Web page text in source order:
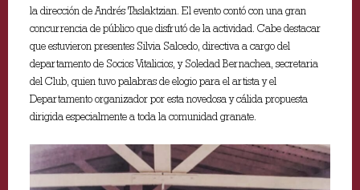
la dirección de Andrés Taslaktzian. El evento contó con una gran
concurrencia de público que disfrutó de la actividad. Cabe destacar
que estuvieron presentes Silvia Salcedo, directiva a cargo del
departamento de Socios Vitalicios, y Soledad Bernachea, secretaria
del Club, quien tuvo palabras de elogio para el artista y el
Departamento organizador por esta novedosa y cálida propuesta
dirigida especialmente a toda la comunidad granate.